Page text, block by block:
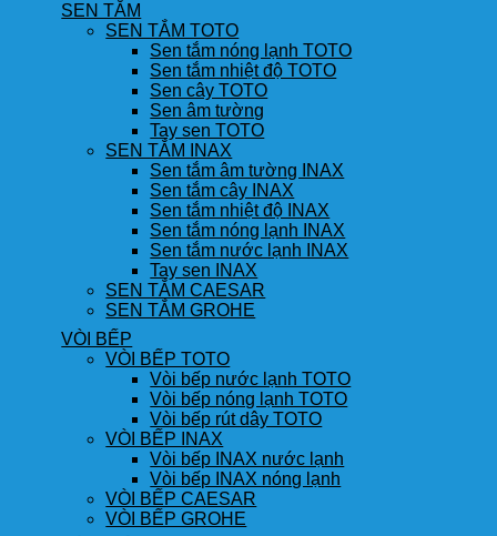
SEN TẮM
SEN TẮM TOTO
Sen tắm nóng lạnh TOTO
Sen tắm nhiệt độ TOTO
Sen cây TOTO
Sen âm tường
Tay sen TOTO
SEN TẮM INAX
Sen tắm âm tường INAX
Sen tắm cây INAX
Sen tắm nhiệt độ INAX
Sen tắm nóng lạnh INAX
Sen tắm nước lạnh INAX
Tay sen INAX
SEN TẮM CAESAR
SEN TẮM GROHE
VÒI BẾP
VÒI BẾP TOTO
Vòi bếp nước lạnh TOTO
Vòi bếp nóng lạnh TOTO
Vòi bếp rút dây TOTO
VÒI BẾP INAX
Vòi bếp INAX nước lạnh
Vòi bếp INAX nóng lạnh
VÒI BẾP CAESAR
VÒI BẾP GROHE